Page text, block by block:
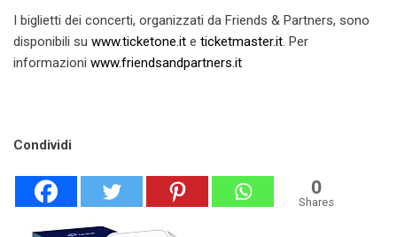
I biglietti dei concerti, organizzati da Friends & Partners, sono
disponibili su www.ticketone.it e ticketmaster.it. Per
informazioni www.friendsandpartners.it
Condividi
0
Shares